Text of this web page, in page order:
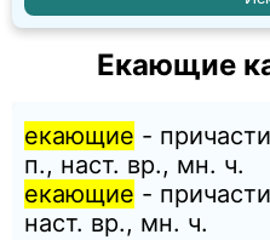
Екающие
екающие -
п., наст. вр., мн. ч.
екающие -
наст. вр., мн. ч.